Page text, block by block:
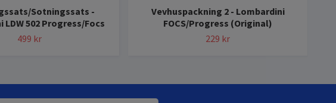
Sotningssats -
LDW 502 Progress/Focs
499 kr
Vevhuspackning 2 - Lombardini
FOCS/Progress (Original)
229 kr